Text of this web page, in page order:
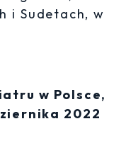
i Sudetach, w
w Polsce,
2022